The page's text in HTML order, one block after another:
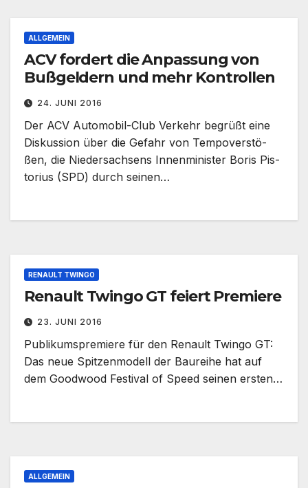
ALLGEMEIN
ACV fordert die Anpassung von
Bußgeldern und mehr Kontrollen
24. JUNI 2016
Der ACV Automobil-Club Ver­kehr be­grüßt eine
Dis­kus­sion über die Ge­fahr von Tem­po­ver­stö­
ßen, die Nie­der­sach­sens In­nen­mi­nis­ter Bo­ris Pis­
to­rius (SPD) durch sei­nen…
RENAULT TWINGO
Renault Twingo GT feiert Premiere
23. JUNI 2016
Publikumspremiere für den Renault Twingo GT:
Das neue Spitzenmodell der Baureihe hat auf
dem Goodwood Festival of Speed seinen ersten…
ALLGEMEIN